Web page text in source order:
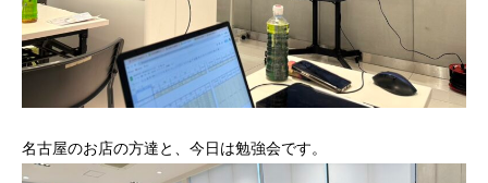
名古屋のお店の方達と、今日は勉強会です。